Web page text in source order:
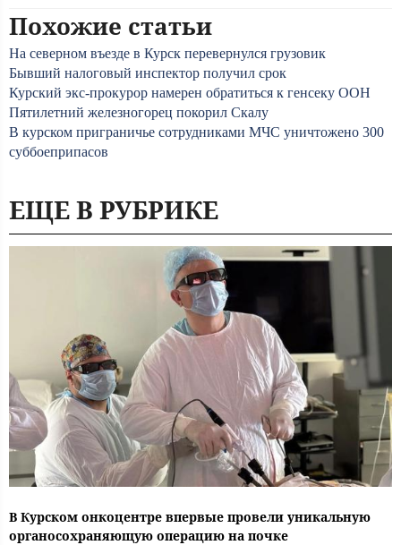
Похожие статьи
На северном въезде в Курск перевернулся грузовик
Бывший налоговый инспектор получил срок
Курский экс-прокурор намерен обратиться к генсеку ООН
Пятилетний железногорец покорил Скалу
В курском приграничье сотрудниками МЧС уничтожено 300
суббоеприпасов
ЕЩЕ В РУБРИКЕ
В Курском онкоцентре впервые провели уникальную
органосохраняющую операцию на почке